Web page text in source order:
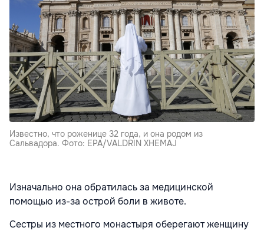
Известно, что роженице 32 года, и она родом из
Сальвадора. Фото: EPA/VALDRIN XHEMAJ
Изначально она обратилась за медицинской
помощью из-за острой боли в животе.
Сестры из местного монастыря оберегают женщину